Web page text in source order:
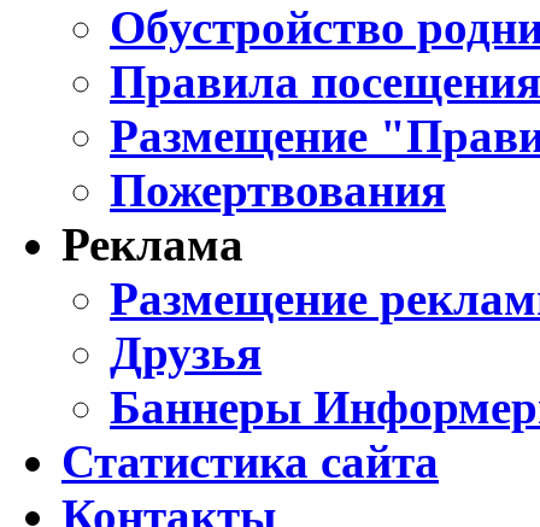
Обустройство
Правила
Размещение
Пожертвования
Реклама
Размещение
Друзья
Баннеры
Статистика сайта
Контакты